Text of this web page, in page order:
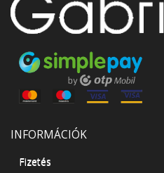
INFORMÁCIÓK
Fizetés